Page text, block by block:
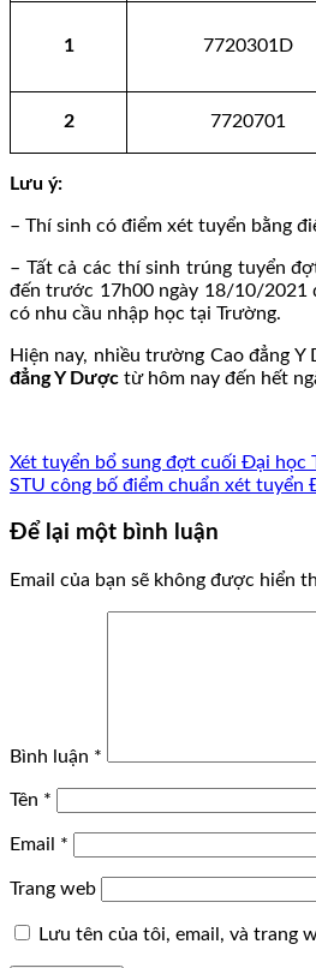
1 7720301D
2 7720701
Lưu ý:
– Thí sinh có điểm xét tuyển bằng
– Tất cả các thí sinh trúng tuyển
đến trước 17h00 ngày 18/10/2021
có nhu cầu nhập học tại Trường.
Hiện nay, nhiều trường Cao đẳng
đẳng Y Dược từ hôm nay đến hết
Xét tuyển bổ sung đợt cuối Đại học
STU công bố điểm chuẩn xét
Để lại một bình luận
Email của bạn sẽ không được hiển
Bình luận *
Tên *
Email *
Trang web
Lưu tên của tôi, email, và trang